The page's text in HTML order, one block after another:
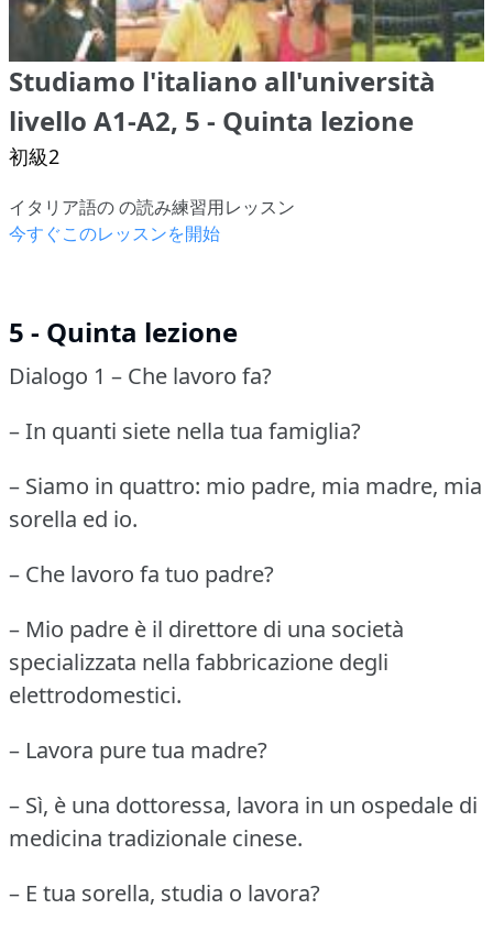
Studiamo l'italiano all'università
livello A1-A2, 5 - Quinta lezione
初級2
イタリア語の の読み練習用レッスン
今すぐこのレッスンを開始
5 - Quinta lezione
Dialogo 1 – Che lavoro fa?
– In quanti siete nella tua famiglia?
– Siamo in quattro: mio padre, mia madre, mia
sorella ed io.
– Che lavoro fa tuo padre?
– Mio padre è il direttore di una società
specializzata nella fabbricazione degli
elettrodomestici.
– Lavora pure tua madre?
– Sì, è una dottoressa, lavora in un ospedale di
medicina tradizionale cinese.
– E tua sorella, studia o lavora?